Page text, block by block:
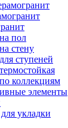
пол
стену
ступеней
коллекциям
элементы